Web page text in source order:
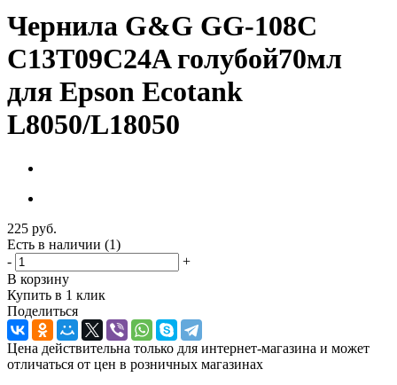
Чернила G&G GG-108C
C13T09C24A голубой70мл
для Epson Ecotank
L8050/L18050
225 руб.
Есть в наличии (1)
-
+
В корзину
Купить в 1 клик
Поделиться
Цена действительна только для интернет-магазина и может
отличаться от цен в розничных магазинах